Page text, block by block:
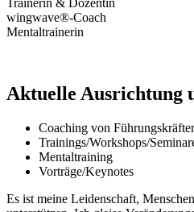
Trainerin & Dozentin
wingwave®-Coach
Mentaltrainerin
Aktuelle Ausrichtung
Coaching von
Trainings/Workshops/
Mentaltraining
Vorträge/Keynotes
Es ist meine Leidenschaft,